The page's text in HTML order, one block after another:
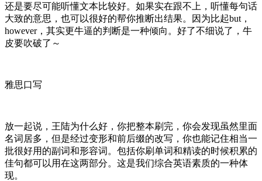
还是要尽可能听懂文本比较好。如果实在跟不上，听懂每句话
大致的意思，也可以很好的帮你推断出结果。因为比起but，
however，其实更牛逼的判断是一种倾向。好了不细说了，牛
皮要吹破了～
雅思口写
放一起说，王陆为什么好，你把整本刷完，你会发现虽然里面
名词居多，但是经过变形和前后缀的改写，你也能记住相当一
批很好用的副词和形容词。包括你刷单词和精读的时候积累的
佳句都可以用在这两部分。这是我们综合英语素质的一种体
现。